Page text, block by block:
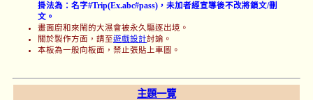
掛法為：名字#Trip(Ex.abc#pass)，未加者經宣導後不改將鎖文/刪
文。
畫面廚和來鬧的大濕會被永久驅逐出境。
關於製作方面，請至遊戲設計討論。
本板為一般向板面，禁止張貼上車圖。
主題一覽